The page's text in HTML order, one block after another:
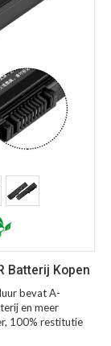
Batterij Kopen
bevat A-
en meer
100% restitutie